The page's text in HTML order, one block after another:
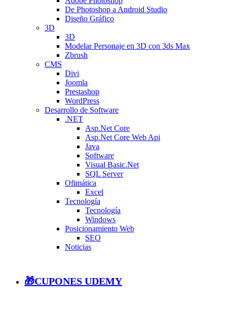
De Photoshop a Android Studio
Diseño Gráfico
3D
3D
Modelar Personaje en 3D con 3ds Max
Zbrush
CMS
Divi
Joomla
Prestashop
WordPress
Desarrollo de Software
.NET
Asp.Net Core
Asp.Net Core Web Api
Java
Software
Visual Basic.Net
SQL Server
Ofimática
Excel
Tecnología
Tecnología
Windows
Posicionamiento Web
SEO
Noticias
🎁CUPONES UDEMY